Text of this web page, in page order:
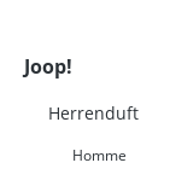
Joop!
Herrenduft
Homme